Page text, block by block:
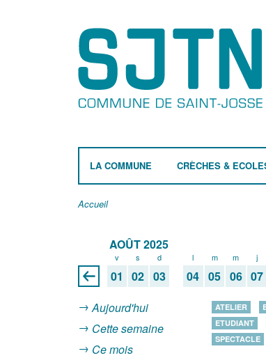
LA COMMUNE CRÈCHES &
Accueil
AOÛT 2025
v
01
s
02
d
03
l
04
m
05
m
06
j
07
Aujourd'hui
Cette semaine
Ce mois
ATELIER
ETUDIANT
SPECTACLE